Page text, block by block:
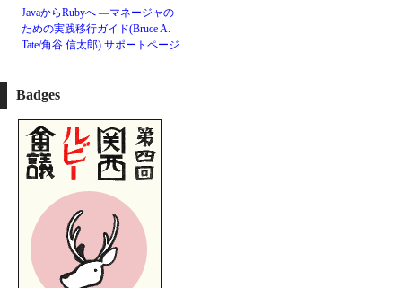
JavaからRubyへ ―マネージャの
ための実践移行ガイド(Bruce A.
Tate/角谷 信太郎) サポートページ
Badges